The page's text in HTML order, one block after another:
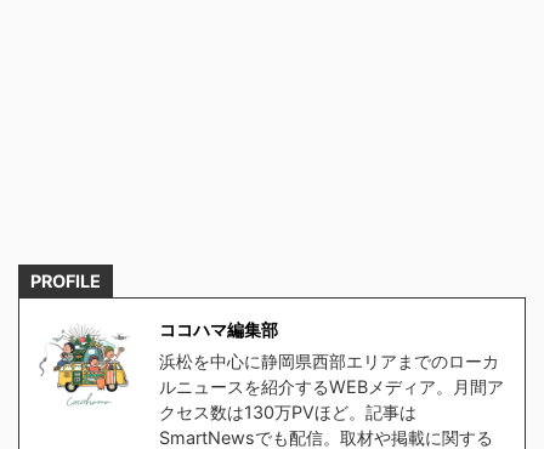
PROFILE
ココハマ編集部
浜松を中心に静岡県西部エリアまでのローカ
ルニュースを紹介するWEBメディア。月間ア
クセス数は130万PVほど。記事は
SmartNewsでも配信。取材や掲載に関する